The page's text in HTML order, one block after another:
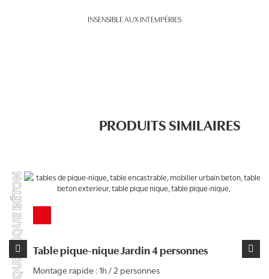
INSENSIBLE AUX INTEMPÉRIES
PRODUITS SIMILAIRES
Table pique-nique Jardin 4 personnes
Montage rapide : 1h / 2 personnes
produit a